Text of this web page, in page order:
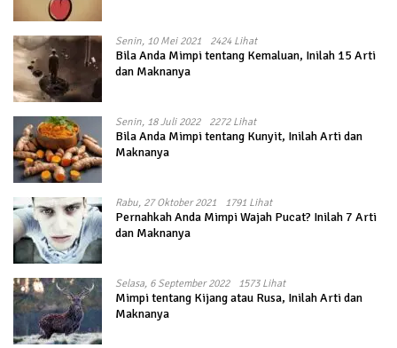
Senin, 10 Mei 2021 2424 Lihat
Bila Anda Mimpi tentang Kemaluan, Inilah 15 Arti
dan Maknanya
Senin, 18 Juli 2022 2272 Lihat
Bila Anda Mimpi tentang Kunyit, Inilah Arti dan
Maknanya
Rabu, 27 Oktober 2021 1791 Lihat
Pernahkah Anda Mimpi Wajah Pucat? Inilah 7 Arti
dan Maknanya
Selasa, 6 September 2022 1573 Lihat
Mimpi tentang Kijang atau Rusa, Inilah Arti dan
Maknanya